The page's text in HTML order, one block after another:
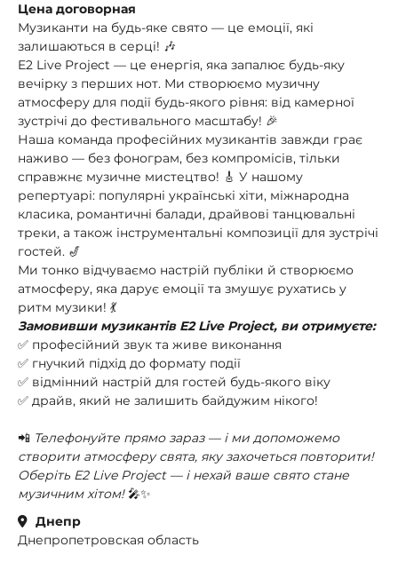
Цена договорная
Музиканти на будь-яке свято — це емоції, які
залишаються в серці! 🎶
E2 Live Project — це енергія, яка запалює будь-яку
вечірку з перших нот. Ми створюємо музичну
атмосферу для події будь-якого рівня: від камерної
зустрічі до фестивального масштабу! 🎉
Наша команда професійних музикантів завжди грає
наживо — без фонограм, без компромісів, тільки
справжнє музичне мистецтво! 🎸 У нашому
репертуарі: популярні українські хіти, міжнародна
класика, романтичні балади, драйвові танцювальні
треки, а також інструментальні композиції для зустрічі
гостей. 🎷
Ми тонко відчуваємо настрій публіки й створюємо
атмосферу, яка дарує емоції та змушує рухатись у
ритм музики! 💃
Замовивши музикантів E2 Live Project, ви отримуєте:
✅ професійний звук та живе виконання
✅ гнучкий підхід до формату події
✅ відмінний настрій для гостей будь-якого віку
✅ драйв, який не залишить байдужим нікого!
📲 Телефонуйте прямо зараз — і ми допоможемо
створити атмосферу свята, яку захочеться повторити!
Оберіть E2 Live Project — і нехай ваше свято стане
музичним хітом!🎤✨
Днепр
Днепропетровская область